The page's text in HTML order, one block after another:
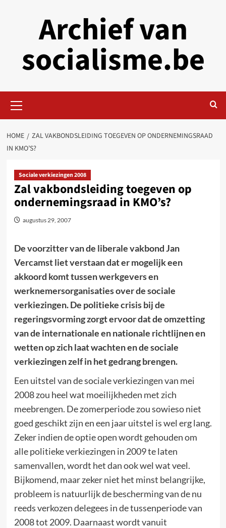
Archief van
socialisme.be
Menu
HOME
ZAL VAKBONDSLEIDING TOEGEVEN OP ONDERNEMINGSRAAD
IN KMO’S?
Sociale verkiezingen 2008
Zal vakbondsleiding toegeven op
ondernemingsraad in KMO’s?
augustus 29, 2007
De voorzitter van de liberale vakbond Jan
Vercamst liet verstaan dat er mogelijk een
akkoord komt tussen werkgevers en
werknemersorganisaties over de sociale
verkiezingen. De politieke crisis bij de
regeringsvorming zorgt ervoor dat de omzetting
van de internationale en nationale richtlijnen en
wetten op zich laat wachten en de sociale
verkiezingen zelf in het gedrang brengen.
Een uitstel van de sociale verkiezingen van mei
2008 zou heel wat moeilijkheden met zich
meebrengen. De zomerperiode zou sowieso niet
goed geschikt zijn en een jaar uitstel is wel erg lang.
Zeker indien de optie open wordt gehouden om
alle politieke verkiezingen in 2009 te laten
samenvallen, wordt het dan ook wel wat veel.
Bijkomend, maar zeker niet het minst belangrijke,
probleem is natuurlijk de bescherming van de nu
reeds verkozen delegees in de tussenperiode van
2008 tot 2009. Daarnaast wordt vanuit